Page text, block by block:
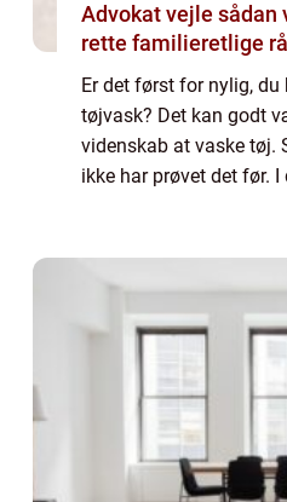
Advokat vejle sådan vælger du den
rette familieretlige
Er det først for nylig,
tøjvask? Det kan godt
videnskab at vaske tøj.
ikke har prøvet det før.